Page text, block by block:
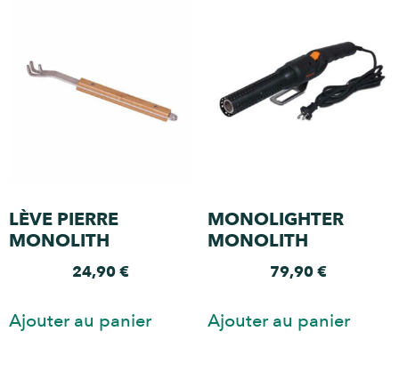
LÈVE PIERRE
MONOLITH
24,90€
Ajouter au panier
MONOLIGHTER
MONOLITH
79,90€
Ajouter au panier